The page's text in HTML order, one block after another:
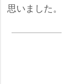
思いました。